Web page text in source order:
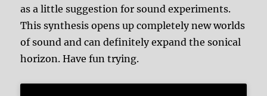
as a little suggestion for sound experiments.
This synthesis opens up completely new worlds
of sound and can definitely expand the sonical
horizon. Have fun trying.